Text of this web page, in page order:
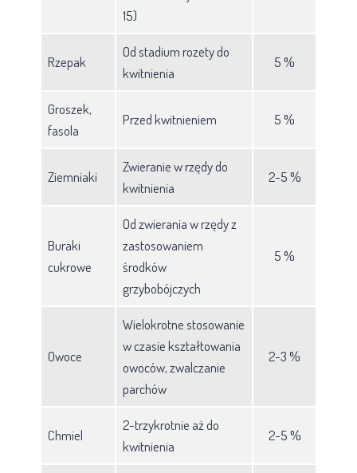
15)
Rzepak
Od stadium rozety do
kwitnienia
5 %
Groszek,
fasola
Przed kwitnieniem 5 %
Ziemniaki
Zwieranie w rzędy do
kwitnienia
2-5 %
Buraki
cukrowe
Od zwierania w rzędy z
zastosowaniem
środków
grzybobójczych
5 %
Owoce
Wielokrotne stosowanie
w czasie kształtowania
owoców, zwalczanie
parchów
2-3 %
Chmiel
2-trzykrotnie aż do
kwitnienia
2-5 %